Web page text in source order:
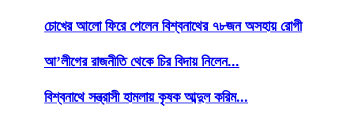
চোখের আলো ফিরে পেলেন বিশ্বনাথের ৭৮জন অসহায় রোগী
আ’লীগের রাজনীতি থেকে চির বিদায় নিলেন...
বিশ্বনাথে সন্ত্রাসী হামলায় কৃষক আব্দুল করিম...